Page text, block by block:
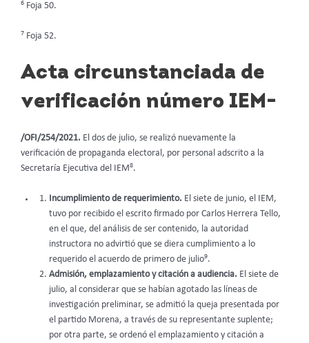
6 Foja 50.
7 Foja 52.
Acta circunstanciada de
verificación número IEM-
/OFI/254/2021. El dos de julio, se realizó nuevamente la
verificación de propaganda electoral, por personal adscrito a la
Secretaría Ejecutiva del IEM8.
Incumplimiento de requerimiento. El siete de junio, el IEM,
tuvo por recibido el escrito firmado por Carlos Herrera Tello,
en el que, del análisis de ser contenido, la autoridad
instructora no advirtió que se diera cumplimiento a lo
requerido el acuerdo de primero de julio9.
Admisión, emplazamiento y citación a audiencia. El siete de
julio, al considerar que se habían agotado las líneas de
investigación preliminar, se admitió la queja presentada por
el partido Morena, a través de su representante suplente;
por otra parte, se ordenó el emplazamiento y citación a